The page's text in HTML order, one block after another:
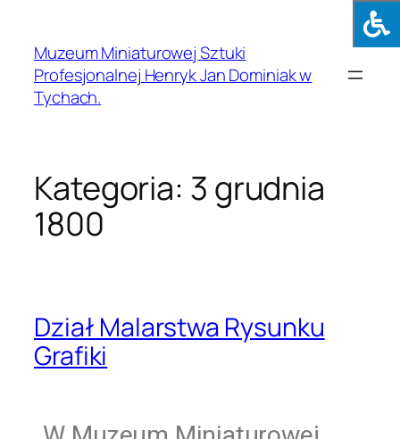
Muzeum Miniaturowej Sztuki
Profesjonalnej Henryk Jan Dominiak w
Tychach.
Kategoria: 3 grudnia
1800
Dział Malarstwa Rysunku
Grafiki